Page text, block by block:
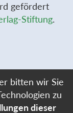
gefördert
Stiftung.
bitten wir Sie
zu
dieser